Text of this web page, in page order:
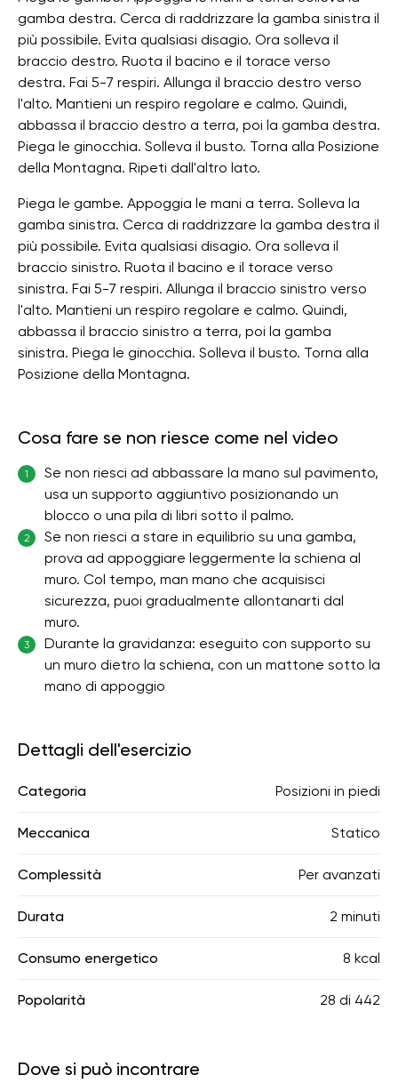
gamba destra. Cerca di raddrizzare la gamba sinistra il
più possibile. Evita qualsiasi disagio. Ora solleva il
braccio destro. Ruota il bacino e il torace verso
destra. Fai 5-7 respiri. Allunga il braccio destro verso
l'alto. Mantieni un respiro regolare e calmo. Quindi,
abbassa il braccio destro a terra, poi la gamba destra.
Piega le ginocchia. Solleva il busto. Torna alla Posizione
della Montagna. Ripeti dall'altro lato.
Piega le gambe. Appoggia le mani a terra. Solleva la
gamba sinistra. Cerca di raddrizzare la gamba destra il
più possibile. Evita qualsiasi disagio. Ora solleva il
braccio sinistro. Ruota il bacino e il torace verso
sinistra. Fai 5-7 respiri. Allunga il braccio sinistro verso
l'alto. Mantieni un respiro regolare e calmo. Quindi,
abbassa il braccio sinistro a terra, poi la gamba
sinistra. Piega le ginocchia. Solleva il busto. Torna alla
Posizione della Montagna.
Cosa fare se non riesce come nel video
1
Se non riesci ad abbassare la mano sul pavimento,
usa un supporto aggiuntivo posizionando un
blocco o una pila di libri sotto il palmo.
2
Se non riesci a stare in equilibrio su una gamba,
prova ad appoggiare leggermente la schiena al
muro. Col tempo, man mano che acquisisci
sicurezza, puoi gradualmente allontanarti dal
muro.
3
Durante la gravidanza: eseguito con supporto su
un muro dietro la schiena, con un mattone sotto la
mano di appoggio
Dettagli dell'esercizio
Categoria Posizioni in piedi
Meccanica Statico
Complessità Per avanzati
Durata 2 minuti
Consumo energetico 8 kcal
Popolarità 28 di 442
Dove si può incontrare